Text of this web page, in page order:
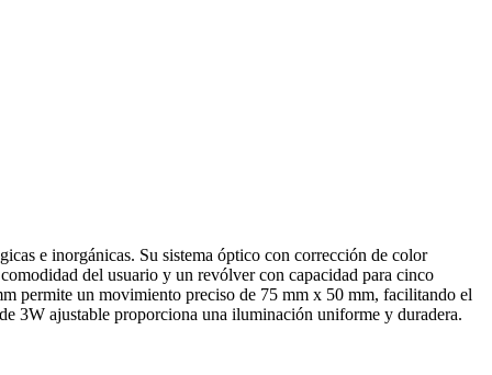
e inorgánicas. Su sistema óptico con corrección de color
del usuario y un revólver con capacidad para cinco
permite un movimiento preciso de 75 mm x 50 mm, facilitando el
3W ajustable proporciona una iluminación uniforme y duradera.